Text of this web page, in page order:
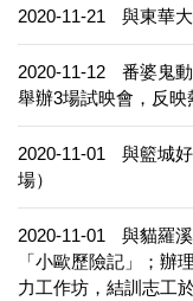
2020-11-21 與東華
2020-11-12
番婆鬼
舉辦3場試映會，反映
2020-11-01
與籃城
場）
2020-11-01
與貓羅
「小歐歷險記」；辦
力工作坊，結訓志工